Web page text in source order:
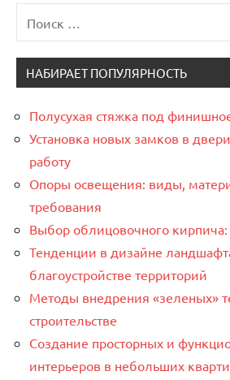
для:
НАБИРАЕТ ПОПУЛЯРНОСТЬ
Полусухая стяжка под
Установка новых замков в
работу
Опоры освещения: виды,
требования
Выбор облицовочного
Тенденции в дизайне
благоустройстве территорий
Методы внедрения «зеленых»
строительстве
Создание просторных и
интерьеров в небольших